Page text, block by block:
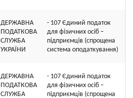
ДЕРЖАВНА
ПОДАТКОВА
СЛУЖБА
УКРАЇНИ
- 107 Єдиний податок
для фізичних осіб –
підприємців (спрощена
система оподаткування)
ДЕРЖАВНА
ПОДАТКОВА
СЛУЖБА
- 107 Єдиний податок
для фізичних осіб –
підприємців (спрощена